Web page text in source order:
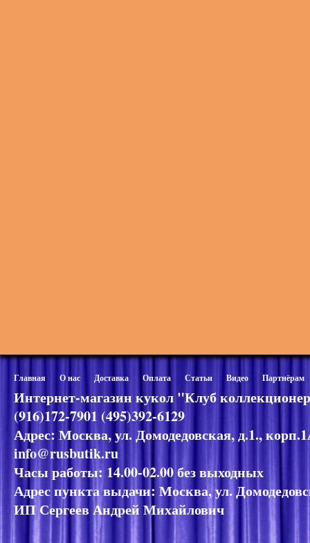
Главная О нас Доставка Оплата Статьи Видео Партнёрам
Интернет-магазин кукол "Клуб
(916)172-7901 (495)392-6129
Адрес: Москва, ул. Домодедовская, д.1.,
info@rusbutik.ru
Часы работы: 14.00-02.00 без выходных
Адрес пункта выдачи: Москва, ул.
ИП Сергеев Андрей Михайлович